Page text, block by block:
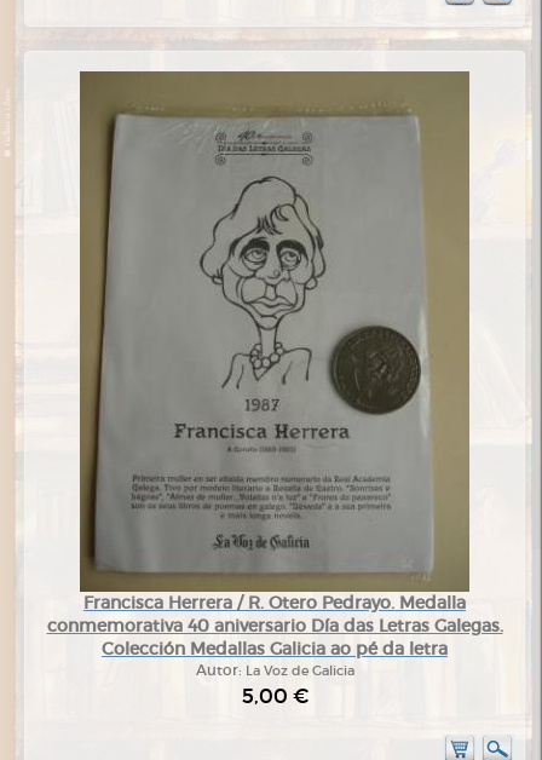
Francisca Herrera / R. Otero Pedrayo. Medalla
conmemorativa 40 aniversario Día das Letras Galegas.
Colección Medallas Galicia ao pé da letra
Autor: La Voz de Galicia
5,00 €